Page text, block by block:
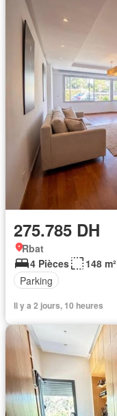
275.785 DH
Rbat
4 Pièces
148 m²
Parking
Il y a 2 jours, 10 heures